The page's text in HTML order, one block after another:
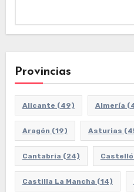
Provincias
Alicante (49) Almería
Aragón (19) Asturias
Cantabria (24)
Castilla La Mancha (14)